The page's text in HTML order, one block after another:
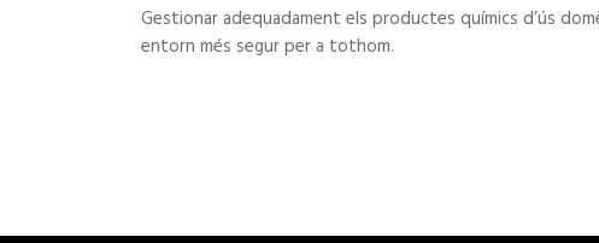
Gestionar adequadament els productes químics d’ús
entorn més segur per a tothom.